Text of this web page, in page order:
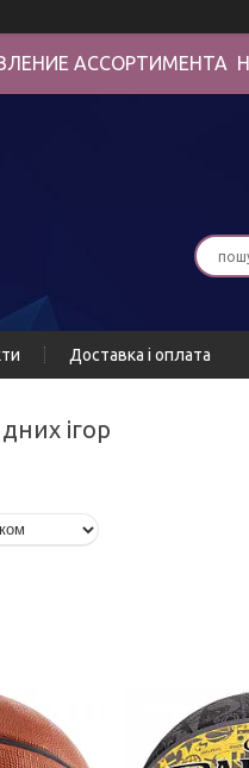
АССОРТИМЕНТА
Доставка і оплата
ігор